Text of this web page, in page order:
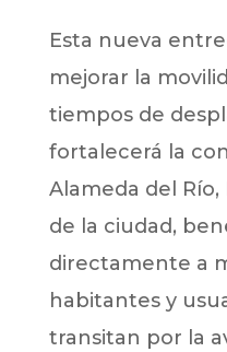
Esta nueva
mejorar la
tiempos de
fortalecerá la
Alameda del
de la ciudad,
directamente a
habitantes y
transitan por la